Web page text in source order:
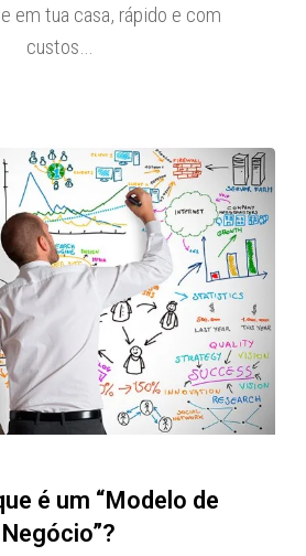
em tua casa, rápido e com
custos…
é um “Modelo de
Negócio”?